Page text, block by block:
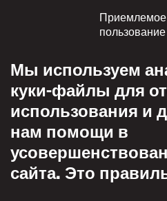
Приемлемое
пользование
Политика
уважения
Мы используем
куки-файлы для
использования и
нам помощи в
сайта. Это